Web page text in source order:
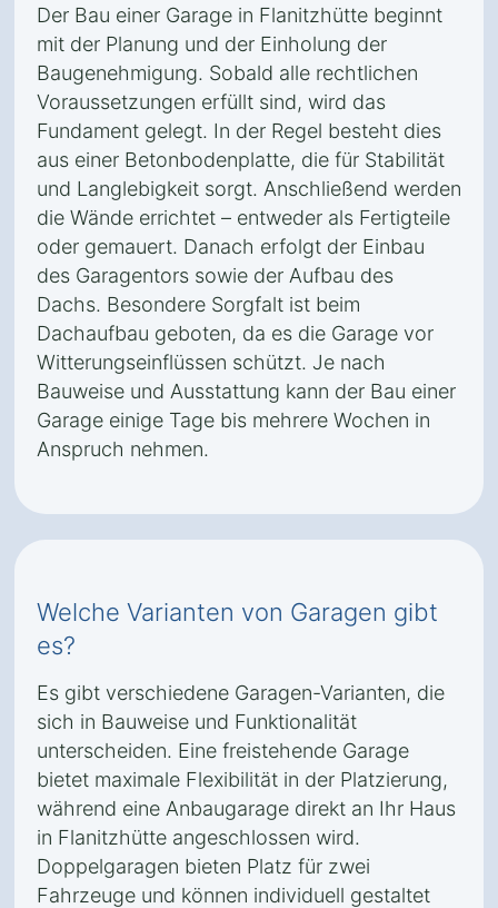
Der Bau einer Garage in Flanitzhütte beginnt
mit der Planung und der Einholung der
Baugenehmigung. Sobald alle rechtlichen
Voraussetzungen erfüllt sind, wird das
Fundament gelegt. In der Regel besteht dies
aus einer Betonbodenplatte, die für Stabilität
und Langlebigkeit sorgt. Anschließend werden
die Wände errichtet – entweder als Fertigteile
oder gemauert. Danach erfolgt der Einbau
des Garagentors sowie der Aufbau des
Dachs. Besondere Sorgfalt ist beim
Dachaufbau geboten, da es die Garage vor
Witterungseinflüssen schützt. Je nach
Bauweise und Ausstattung kann der Bau einer
Garage einige Tage bis mehrere Wochen in
Anspruch nehmen.
Welche Varianten von Garagen gibt
es?
Es gibt verschiedene Garagen-Varianten, die
sich in Bauweise und Funktionalität
unterscheiden. Eine freistehende Garage
bietet maximale Flexibilität in der Platzierung,
während eine Anbaugarage direkt an Ihr Haus
in Flanitzhütte angeschlossen wird.
Doppelgaragen bieten Platz für zwei
Fahrzeuge und können individuell gestaltet